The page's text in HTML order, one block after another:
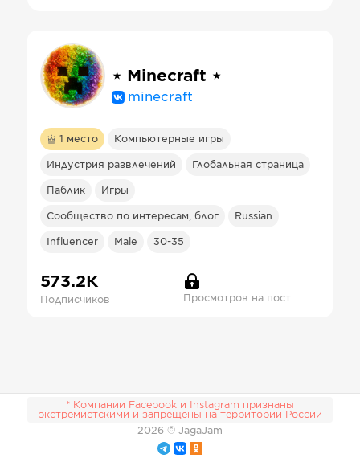
⋆ Minecraft ⋆
minecraft
1 место Компьютерные игры
Индустрия развлечений Глобальная страница
Паблик Игры
Сообщество по интересам, блог Russian
Influencer Male 30-35
573.2К
Подписчиков Просмотров на пост
* Компании Facebook и Instagram признаны
экстремистскими и запрещены на территории России
2026 © JagaJam